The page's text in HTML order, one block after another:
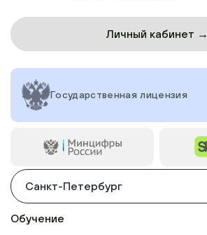
Личный кабинет →
Государственная лицензия
Санкт-Петербург
Обучение